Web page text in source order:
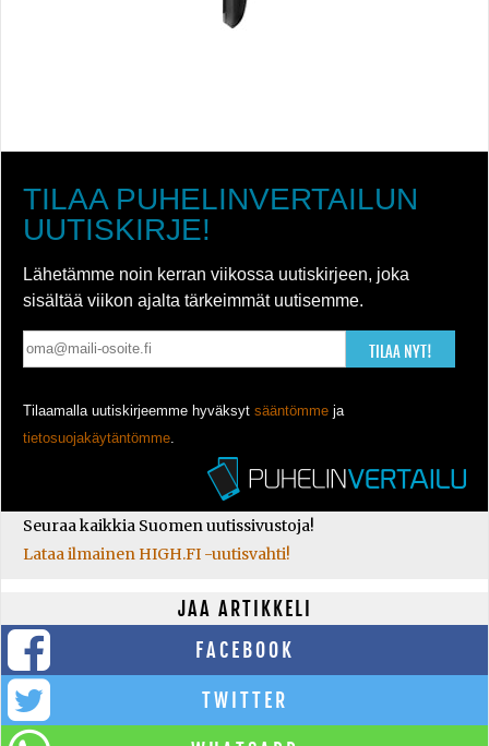
TILAA PUHELINVERTAILUN
UUTISKIRJE!
Lähetämme noin kerran viikossa uutiskirjeen, joka
sisältää viikon ajalta tärkeimmät uutisemme.
TILAA NYT!
Tilaamalla uutiskirjeemme hyväksyt sääntömme ja
tietosuojakäytäntömme
Seuraa kaikkia Suomen uutissivustoja!
Lataa ilmainen HIGH.FI -uutisvahti!
JAA ARTIKKELI
FACEBOOK
TWITTER